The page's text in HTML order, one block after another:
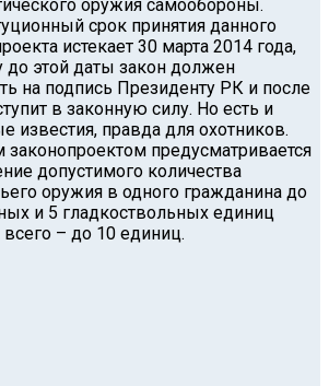
оружия самообороны.
срок принятия данного
истекает 30 марта 2014 года,
до этой даты закон должен
на подпись Президенту РК и после
в законную силу. Но есть и
известия, правда для охотников.
предусматривается
допустимого количества
оружия в одного гражданина до
и 5 гладкоствольных единиц
– до 10 единиц.